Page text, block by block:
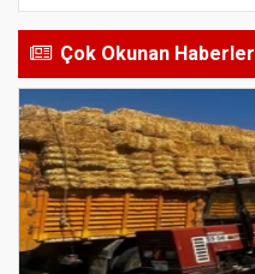
Çok Okunan Haberler